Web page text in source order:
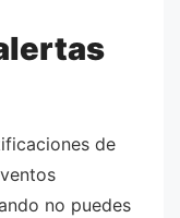
de
no puedes